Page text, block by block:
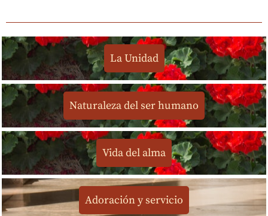
La Unidad
Naturaleza del ser humano
Vida del alma
Adoración y servicio